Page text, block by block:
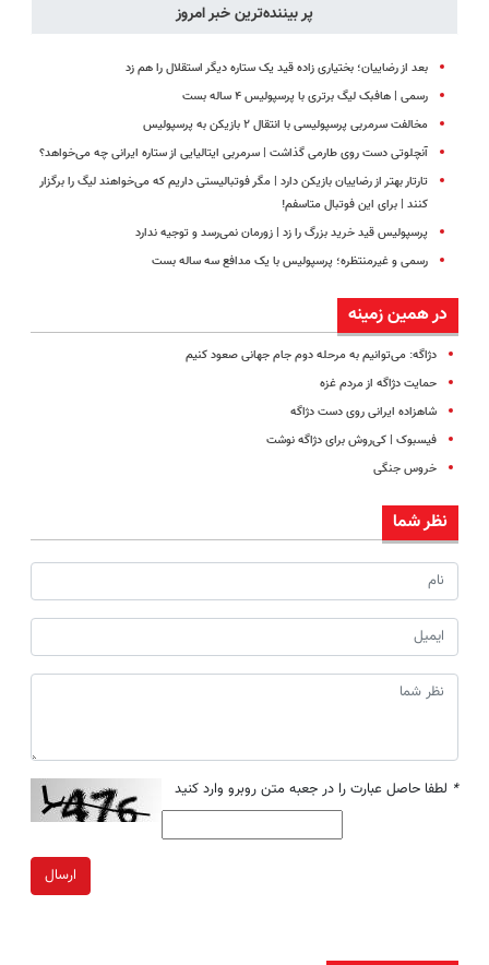
پر بیننده‌ترین خبر امروز
بعد از رضاییان؛ بختیاری زاده قید یک ستاره دیگر استقلال را هم زد
رسمی | هافبک لیگ برتری با پرسپولیس ۴ ساله بست
مخالفت سرمربی پرسپولیسی با انتقال ۲ بازیکن به پرسپولیس
آنچلوتی دست روی طارمی گذاشت | سرمربی ایتالیایی از ستاره ایرانی چه می‌خواهد؟
تارتار بهتر از رضاییان بازیکن دارد | مگر فوتبالیستی داریم که می‌خواهند لیگ را برگزار
کنند | برای این فوتبال متاسفم!
پرسپولیس قید خرید بزرگ را زد | زورمان نمی‌رسد و توجیه ندارد
رسمی و غیرمنتظره؛ پرسپولیس با یک مدافع سه ساله بست
در همین زمینه
دژاگه: می‌توانیم به مرحله دوم جام جهانی صعود کنیم
حمایت دژاگه از مردم غزه
شاهزاده ایرانی روی دست دژاگه
فیسبوک | کی‌روش برای دژاگه نوشت
خروس جنگی
نظر شما
* لطفا حاصل عبارت را در جعبه متن روبرو وارد کنید
ارسال